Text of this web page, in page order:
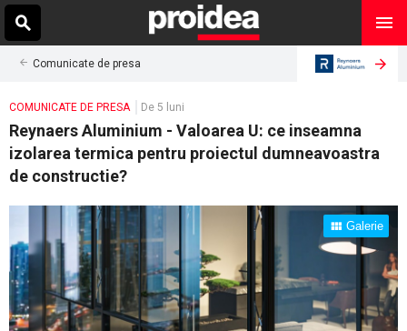
Comunicate de presa
COMUNICATE DE PRESA De 5 luni
Reynaers Aluminium - Valoarea U: ce inseamna
izolarea termica pentru proiectul dumneavoastra
de constructie?
Galerie